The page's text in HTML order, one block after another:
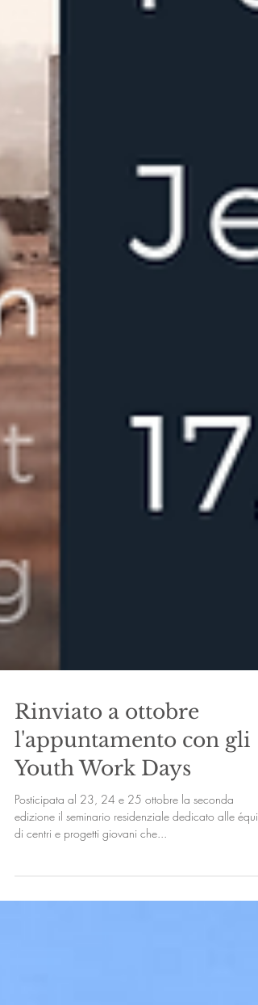
Rinviato a ottobre
l'appuntamento con gli
Youth Work Days
Posticipata al 23, 24 e 25 ottobre la seconda
edizione il seminario residenziale dedicato alle